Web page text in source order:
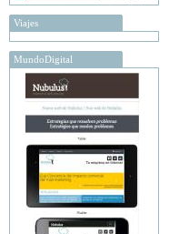
Viajes
MundoDigital